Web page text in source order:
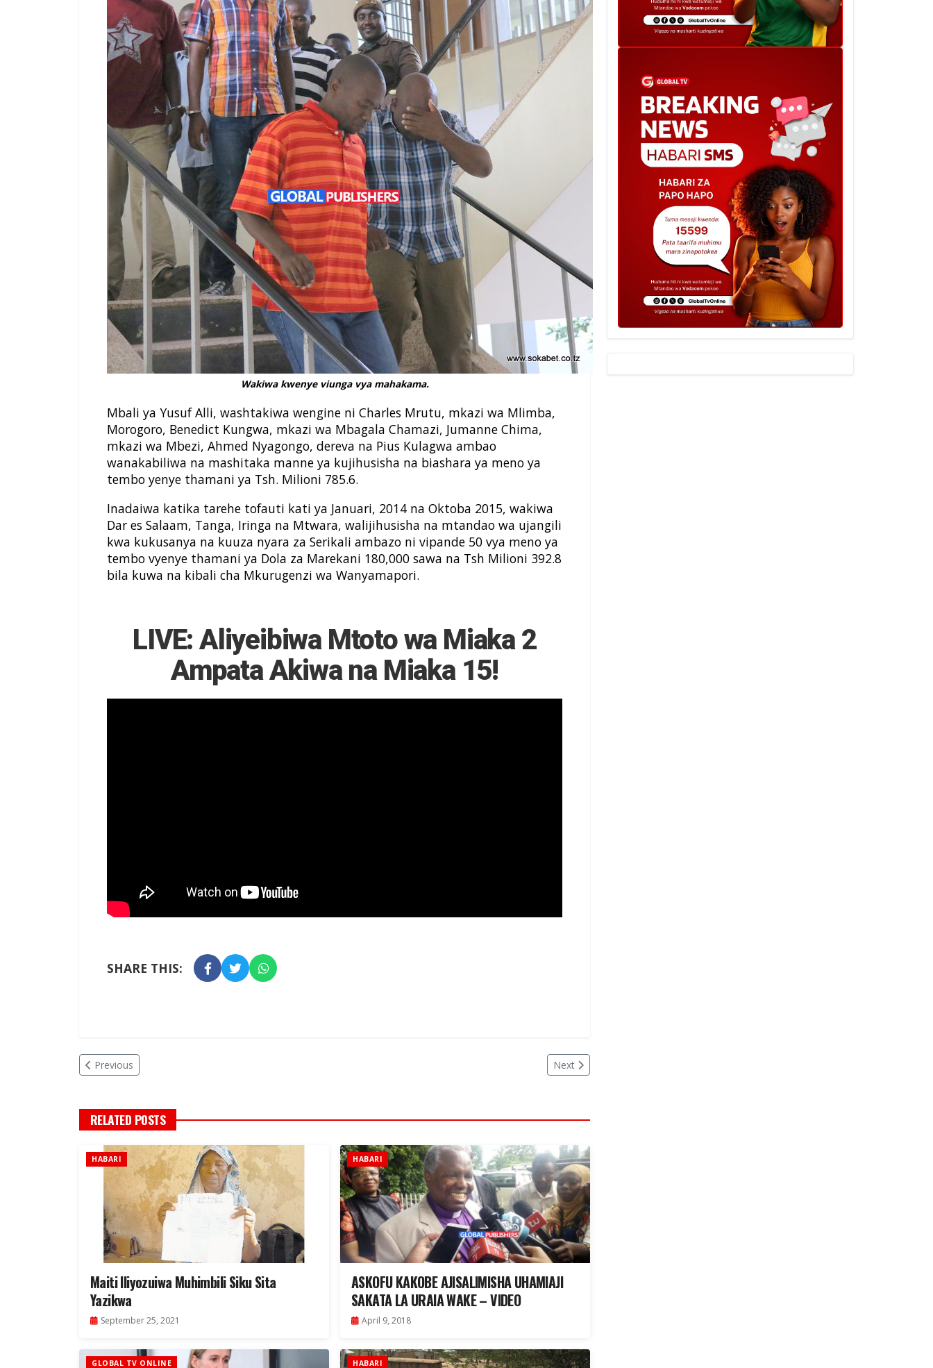
Wakiwa kwenye viunga vya mahakama.
Mbali ya Yusuf Alli, washtakiwa wengine ni Charles Mrutu, mkazi wa Mlimba,
Morogoro, Benedict Kungwa, mkazi wa Mbagala Chamazi, Jumanne Chima,
mkazi wa Mbezi, Ahmed Nyagongo, dereva na Pius Kulagwa ambao
wanakabiliwa na mashitaka manne ya kujihusisha na biashara ya meno ya
tembo yenye thamani ya Tsh. Milioni 785.6.
Inadaiwa katika tarehe tofauti kati ya Januari, 2014 na Oktoba 2015, wakiwa
Dar es Salaam, Tanga, Iringa na Mtwara, walijihusisha na mtandao wa ujangili
kwa kukusanya na kuuza nyara za Serikali ambazo ni vipande 50 vya meno ya
tembo vyenye thamani ya Dola za Marekani 180,000 sawa na Tsh Milioni 392.8
bila kuwa na kibali cha Mkurugenzi wa Wanyamapori.
LIVE: Aliyeibiwa Mtoto wa Miaka 2
Ampata Akiwa na Miaka 15!
SHARE THIS:
Previous Next
RELATED POSTS
HABARI
Maiti Iliyozuiwa Muhimbili Siku Sita
Yazikwa
September 25, 2021
HABARI
ASKOFU KAKOBE AJISALIMISHA UHAMIAJI
SAKATA LA URAIA WAKE – VIDEO
April 9, 2018
GLOBAL TV ONLINE HABARI